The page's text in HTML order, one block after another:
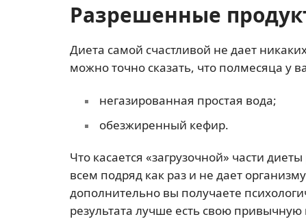
Разрешенные
Диета самой счастливой не дает
можно точно сказать, что полмесяца у
негазированная простая вода;
обезжиренный кефир.
Что касается «загрузочной» части
всем подряд как раз и не дает
дополнительно вы получаете
результата лучше есть свою